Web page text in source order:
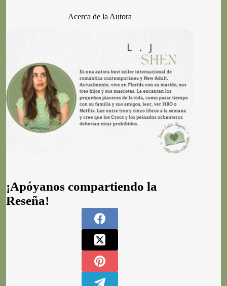
Acerca de la Autora
¡Apóyanos compartiendo la
Reseña!